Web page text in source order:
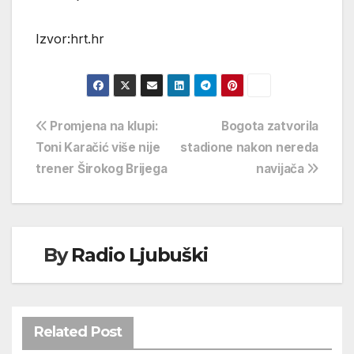
Izvor:hrt.hr
Navigacija
objava
Bogota zatvorila
stadione nakon nereda
navijača
Promjena na klupi:
Toni Karačić više nije
trener Širokog Brijega
ByRadio Ljubuški
Related Post